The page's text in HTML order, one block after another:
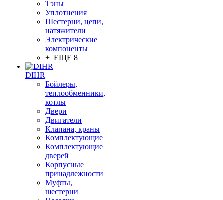
Тэны
Уплотнения
Шестерни, цепи,
натяжители
Электрические
компоненты
+ ЕЩЕ 8
DIHR
Бойлеры,
теплообменники,
котлы
Двери
Двигатели
Клапана, краны
Комплектующие
Комплектующие
дверей
Корпусные
принадлежности
Муфты,
шестерни